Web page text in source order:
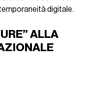
digitale.
ALLA